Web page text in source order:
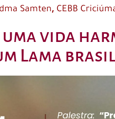
Samten, CEBB
vida
Lama